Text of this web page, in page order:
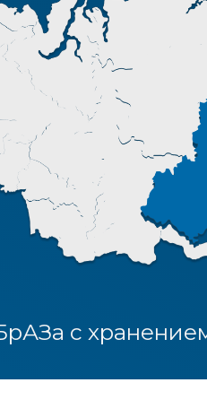
хранением до 80
располагает собственным
т. ч. (сверхвысокочистый), азота,